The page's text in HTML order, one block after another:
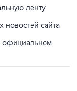
ленту
новостей сайта
официальном